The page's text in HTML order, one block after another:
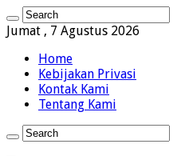
Jumat , 7 Agustus 2026
Home
Kebijakan Privasi
Kontak Kami
Tentang Kami